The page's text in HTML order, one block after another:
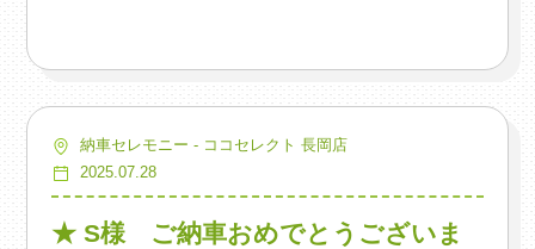
納車セレモニー - ココセレクト 長岡店
2025.07.28
★ S様 ご納車おめでとうございま